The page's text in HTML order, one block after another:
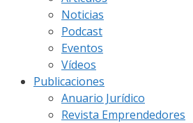
Noticias
Podcast
Eventos
Vídeos
Publicaciones
Anuario Jurídico
Revista Emprendedores